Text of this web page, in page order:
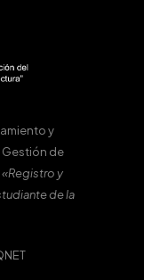
y
Gestión de
«Registro y
de la